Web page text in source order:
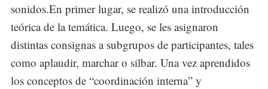
sonidos.En primer lugar, se realizó una introducción
teórica de la temática. Luego, se les asignaron
distintas consignas a subgrupos de participantes, tales
como aplaudir, marchar o silbar. Una vez aprendidos
los conceptos de “coordinación interna” y